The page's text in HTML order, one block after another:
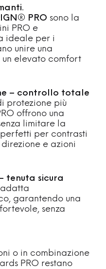
PRO sono la
PRO e
ideale per i
unire una
elevato comfort
– controllo totale
protezione più
offrono una
limitare la
per contrasti
e azioni
tenuta sicura
garantendo una
senza
o in combinazione
PRO restano